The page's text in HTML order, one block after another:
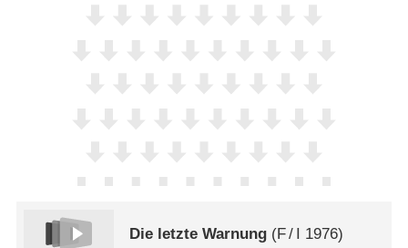
Die letzte Warnung (F/ I 1976)